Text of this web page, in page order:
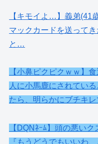
【キモイよ…】義弟(41
マックカードを送って
と…
【小鼻ピクピクｗｗ】
人に小馬鹿にされてい
たら、明らかにブチキレ
【DQNﾈｰﾑ】頭の悪い
『もうどうでもいいわ